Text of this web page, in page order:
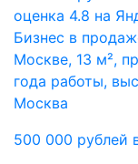
Бизнес в
Москве, 13 м²,
года работы,
Москва
500 000 рублей